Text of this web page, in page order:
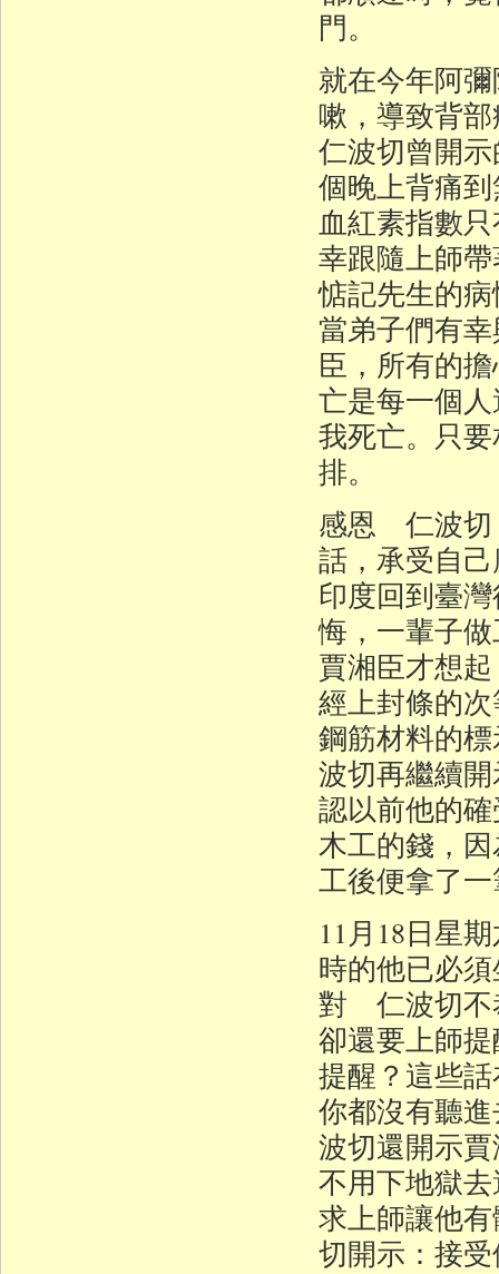
門。
就在今年阿
嗽，導致背
仁波切曾開
個晚上背痛
血紅素指數
幸跟隨上師
惦記先生的
當弟子們有
臣，所有的
亡是每一個
我死亡。只
排。
感恩 仁波切
話，承受自
印度回到臺
悔，一輩子
賈湘臣才想
經上封條的
鋼筋材料的
波切再繼續
認以前他的
木工的錢，
工後便拿了
11月18日星
時的他已必
對 仁波切不
卻還要上師
提醒？這些
你都沒有聽
波切還開示
不用下地獄
求上師讓他
切開示：接